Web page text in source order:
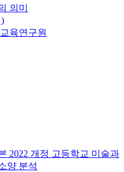
의미
육연구원
2022 개정 고등학교 미술과
양 분석